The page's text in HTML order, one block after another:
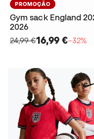
PROMOÇÃO
Gym sack England
2026
24,99 €16,99 €−32%